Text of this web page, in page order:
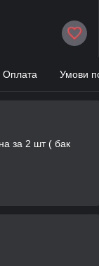
Оплата Умови
за 2 шт ( бак